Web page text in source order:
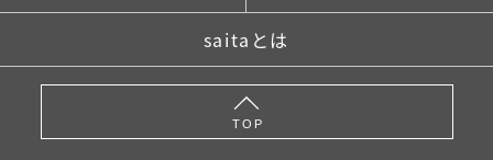
saitaとは
TOP